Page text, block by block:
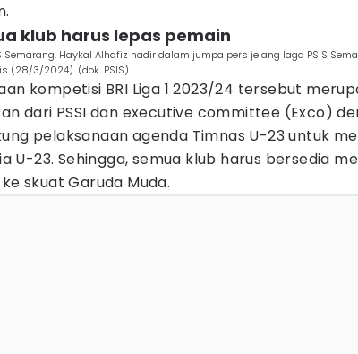
klub harus lepas pemain
Semarang, Haykal Alhafiz hadir dalam jumpa pers jelang laga PSIS
(28/3/2024). (dok. PSIS)
kompetisi BRI Liga 1 2023/24 tersebut
dari PSSI dan executive committee (Exco)
pelaksanaan agenda Timnas U-23 untuk
U-23. Sehingga, semua klub harus bersedia
skuat Garuda Muda.